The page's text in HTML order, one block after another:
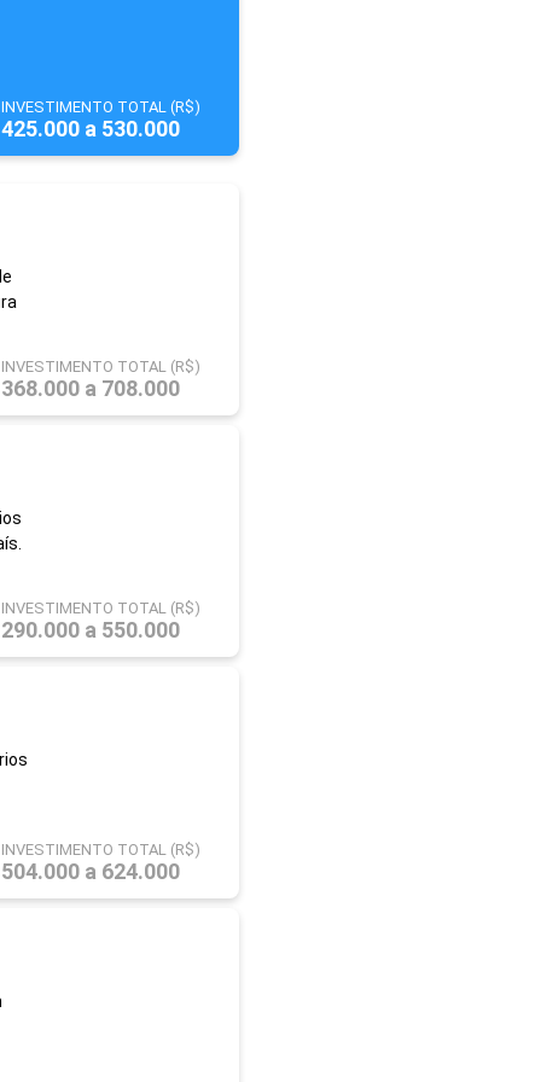
INVESTIMENTO TOTAL (R$)
425.000 a 530.000
INVESTIMENTO TOTAL (R$)
368.000 a 708.000
INVESTIMENTO TOTAL (R$)
290.000 a 550.000
INVESTIMENTO TOTAL (R$)
504.000 a 624.000